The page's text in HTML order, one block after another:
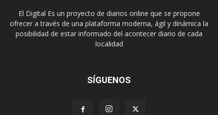
El Digital Es un proyecto de diarios online que se propone
ofrecer a través de una plataforma moderna, ágil y dinámica la
posibilidad de estar informado del acontecer diario de cada
localidad
SÍGUENOS